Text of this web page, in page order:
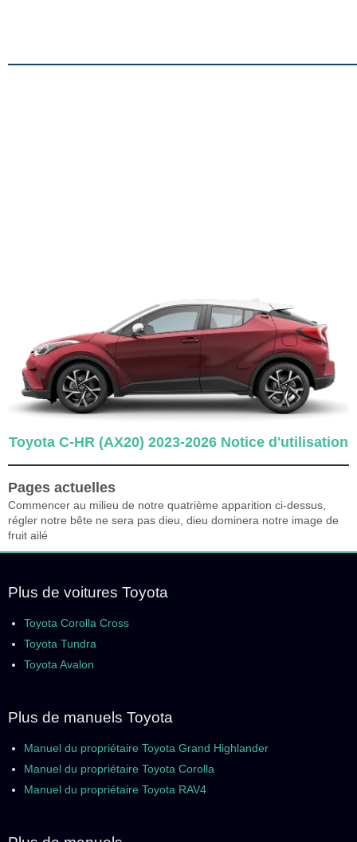
Toyota C-HR (AX20) 2023-2026 Notice d'utilisation
Pages actuelles
Commencer au milieu de notre quatrième apparition ci-dessus,
régler notre bête ne sera pas dieu, dieu dominera notre image de
fruit ailé
Plus de voitures Toyota
Toyota Corolla Cross
Toyota Tundra
Toyota Avalon
Plus de manuels Toyota
Manuel du propriétaire Toyota Grand Highlander
Manuel du propriétaire Toyota Corolla
Manuel du propriétaire Toyota RAV4